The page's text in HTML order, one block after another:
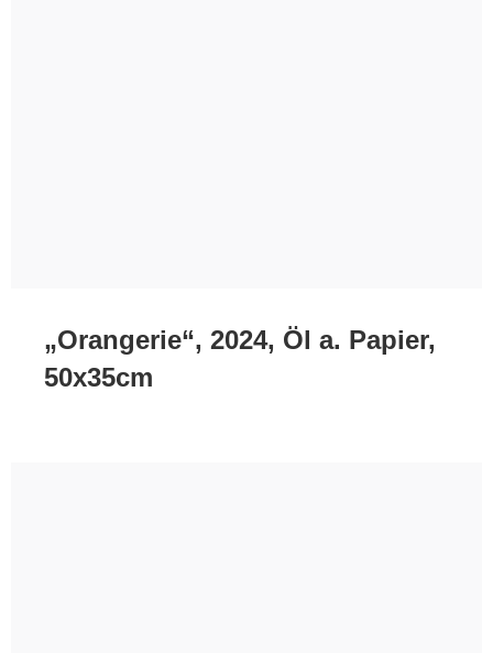
„Orangerie“, 2024, Öl a. Papier,
50x35cm